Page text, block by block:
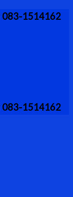
083-1514162
083-1514162